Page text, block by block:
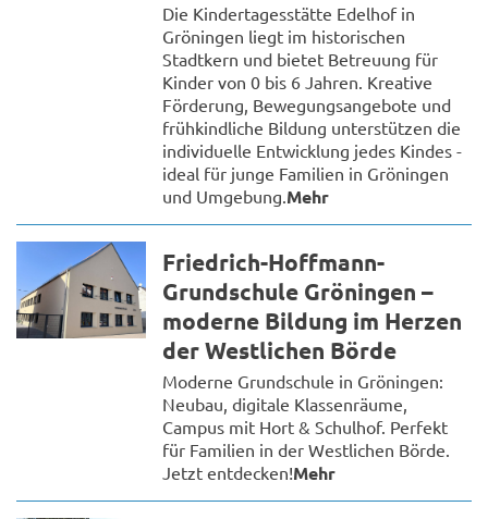
Die Kindertagesstätte Edelhof in
Gröningen liegt im historischen
Stadtkern und bietet Betreuung für
Kinder von 0 bis 6 Jahren. Kreative
Förderung, Bewegungsangebote und
frühkindliche Bildung unterstützen die
individuelle Entwicklung jedes Kindes -
ideal für junge Familien in Gröningen
und Umgebung. Mehr
Friedrich-Hoffmann-
Grundschule Gröningen –
moderne Bildung im Herzen
der Westlichen Börde
Moderne Grundschule in Gröningen:
Neubau, digitale Klassenräume,
Campus mit Hort & Schulhof. Perfekt
für Familien in der Westlichen Börde.
Jetzt entdecken!Mehr